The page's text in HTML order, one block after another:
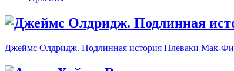
Джеймс Олдридж. Подлинная история Плеваки Мак-Фи